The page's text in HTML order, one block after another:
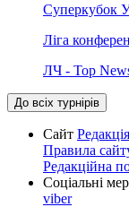
Суперкубок
Ліга
ЛЧ - Top
До всіх турнірів
Сайт Редакція
Правила
Редакційна
Соціальні
viber